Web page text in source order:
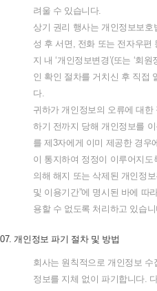
려울 수 있습니다.
상기 권리 행사는 개인정보보호
성 후 서면 , 전화 또는 전자우편
지 내 ‘개인정보변경 ’(또는 ‘회원
인 확인 절차를 거치신 후 직접
다.
귀하가 개인정보의 오류에 대한
하기 전까지 당해 개인정보를
를 제 3자에게 이미 제공한 경우
이 통지하여 정정이 이루어지도
의해 해지 또는 삭제된 개인정
및 이용기간”에 명시된 바에 따
용할 수 없도록 처리하고 있습
07.개인정보 파기 절차 및 방법
회사는 원칙적으로 개인정보 수
정보를 지체 없이 파기합니다.